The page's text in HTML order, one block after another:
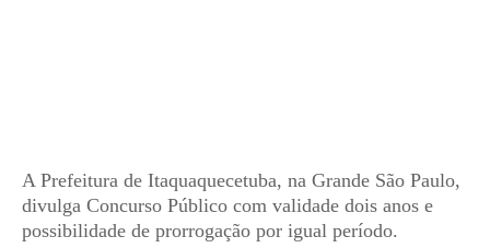
A Prefeitura de Itaquaquecetuba, na Grande São Paulo,
divulga Concurso Público com validade dois anos e
possibilidade de prorrogação por igual período.